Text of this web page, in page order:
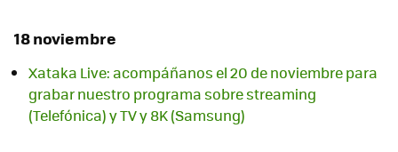
18 noviembre
Xataka Live: acompáñanos el 20 de noviembre para
grabar nuestro programa sobre streaming
(Telefónica) y TV y 8K (Samsung)